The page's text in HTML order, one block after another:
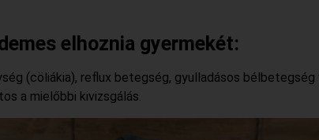
elhoznia gyermekét:
(cöliákia), reflux betegség, gyulladásos bélbetegség
a mielőbbi kivizsgálás.